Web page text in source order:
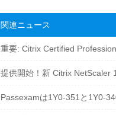
関連ニュース
重要: Citrix Certified
提供開始！新 Citrix NetScaler
Passexamは1Y0-351と1Y0-